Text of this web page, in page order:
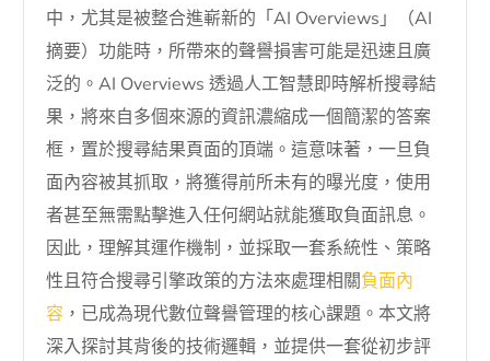
中，尤其是被整合進嶄新的「AI Overviews」（AI
摘要）功能時，所帶來的聲譽損害可能是迅速且廣
泛的。AI Overviews 透過人工智慧即時解析搜尋結
果，將來自多個來源的資訊濃縮成一個簡潔的答案
框，置於搜尋結果頁面的頂端。這意味著，一旦負
面內容被其抓取，將獲得前所未有的曝光度，使用
者甚至無需點擊進入任何網站就能獲取負面訊息。
因此，理解其運作機制，並採取一套系統性、策略
性且符合搜尋引擎政策的方法來處理相關負面內
容 ，已成為現代數位聲譽管理的核心課題。本文將
深入探討其背後的技術邏輯，並提供一套從初步評